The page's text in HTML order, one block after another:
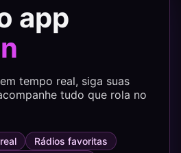
app
tempo real, siga suas
tudo que rola no
Rádios favoritas